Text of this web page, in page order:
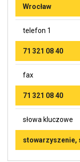
Wrocław
telefon 1
71 321 08 40
fax
71 321 08 40
słowa kluczowe
stowarzyszenie,